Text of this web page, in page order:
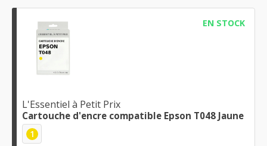
EN STOCK
L'Essentiel à Petit Prix
Cartouche d'encre compatible Epson T048 Jaune
1